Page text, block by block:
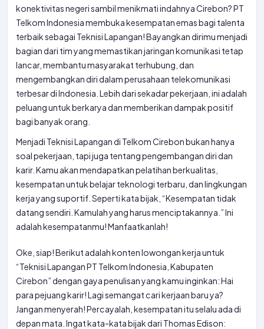
konektivitas negeri sambil menikmati indahnya Cirebon? PT
Telkom Indonesia membuka kesempatan emas bagi talenta
terbaik sebagai Teknisi Lapangan! Bayangkan dirimu menjadi
bagian dari tim yang memastikan jaringan komunikasi tetap
lancar, membantu masyarakat terhubung, dan
mengembangkan diri dalam perusahaan telekomunikasi
terbesar di Indonesia. Lebih dari sekadar pekerjaan, ini adalah
peluang untuk berkarya dan memberikan dampak positif
bagi banyak orang.
Menjadi Teknisi Lapangan di Telkom Cirebon bukan hanya
soal pekerjaan, tapi juga tentang pengembangan diri dan
karir. Kamu akan mendapatkan pelatihan berkualitas,
kesempatan untuk belajar teknologi terbaru, dan lingkungan
kerja yang suportif. Seperti kata bijak, “Kesempatan tidak
datang sendiri. Kamulah yang harus menciptakannya.” Ini
adalah kesempatanmu! Manfaatkanlah!
Oke, siap! Berikut adalah konten lowongan kerja untuk
“Teknisi Lapangan PT Telkom Indonesia, Kabupaten
Cirebon” dengan gaya penulisan yang kamu inginkan: Hai
para pejuang karir! Lagi semangat cari kerjaan baru ya?
Jangan menyerah! Percayalah, kesempatan itu selalu ada di
depan mata. Ingat kata-kata bijak dari Thomas Edison: